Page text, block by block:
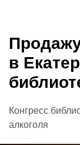
в
Конгресс
алкоголя